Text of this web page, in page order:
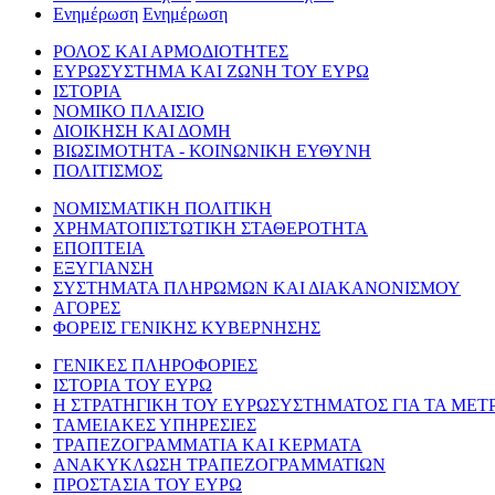
Ενημέρωση Ενημέρωση
ΡΟΛΟΣ ΚΑΙ ΑΡΜΟΔΙΟΤΗΤΕΣ
ΕΥΡΩΣΥΣΤΗΜΑ ΚΑΙ ΖΩΝΗ ΤΟΥ ΕΥΡΩ
ΙΣΤΟΡΙΑ
ΝΟΜΙΚΟ ΠΛΑΙΣΙΟ
ΔΙΟΙΚΗΣΗ ΚΑΙ ΔΟΜΗ
ΒΙΩΣΙΜΟΤΗΤΑ - ΚΟΙΝΩΝΙΚΗ ΕΥΘΥΝΗ
ΠΟΛΙΤΙΣΜΟΣ
ΝΟΜΙΣΜΑΤΙΚΗ ΠΟΛΙΤΙΚΗ
ΧΡΗΜΑΤΟΠΙΣΤΩΤΙΚΗ ΣΤΑΘΕΡΟΤΗΤΑ
ΕΠΟΠΤΕΙΑ
ΕΞΥΓΙΑΝΣΗ
ΣΥΣΤΗΜΑΤΑ ΠΛΗΡΩΜΩΝ ΚΑΙ ΔΙΑΚΑΝΟΝΙΣΜΟΥ
ΑΓΟΡΕΣ
ΦΟΡΕΙΣ ΓΕΝΙΚΗΣ ΚΥΒΕΡΝΗΣΗΣ
ΓΕΝΙΚΕΣ ΠΛΗΡΟΦΟΡΙΕΣ
ΙΣΤΟΡΙΑ ΤΟΥ ΕΥΡΩ
Η ΣΤΡΑΤΗΓΙΚΗ ΤΟΥ ΕΥΡΩΣΥΣΤΗΜΑΤΟΣ ΓΙΑ ΤΑ
ΤΑΜΕΙΑΚΕΣ ΥΠΗΡΕΣΙΕΣ
ΤΡΑΠΕΖΟΓΡΑΜΜΑΤΙΑ ΚΑΙ ΚΕΡΜΑΤΑ
ΑΝΑΚΥΚΛΩΣΗ ΤΡΑΠΕΖΟΓΡΑΜΜΑΤΙΩΝ
ΠΡΟΣΤΑΣΙΑ ΤΟΥ ΕΥΡΩ